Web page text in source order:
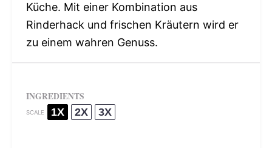
Küche. Mit einer Kombination aus
Rinderhack und frischen Kräutern wird er
zu einem wahren Genuss.
INGREDIENTS
SCALE 1X 2X 3X